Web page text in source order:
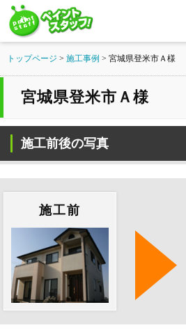
トップページ > 施工事例 > 宮城県登米市Ａ様
宮城県登米市Ａ様
施工前後の写真
施工前